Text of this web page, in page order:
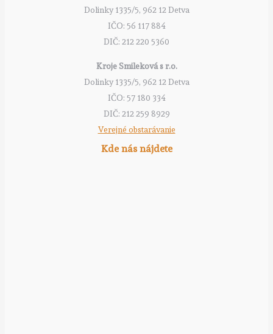
Dolinky 1335/5, 962 12 Detva
IČO: 56 117 884
DIČ: 212 220 5360
Kroje Smileková s r.o.
Dolinky 1335/5, 962 12 Detva
IČO: 57 180 334
DIČ: 212 259 8929
Verejné obstarávanie
Kde nás nájdete